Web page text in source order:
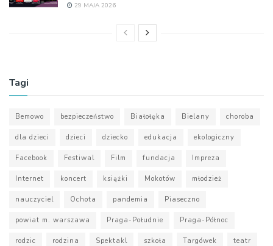
29 MAJA 2026
Tagi
Bemowo bezpieczeństwo Białołęka Bielany choroba
dla dzieci dzieci dziecko edukacja ekologiczny
Facebook Festiwal Film fundacja Impreza
Internet koncert książki Mokotów młodzież
nauczyciel Ochota pandemia Piaseczno
powiat m. warszawa Praga-Południe Praga-Północ
rodzic rodzina Spektakl szkoła Targówek teatr